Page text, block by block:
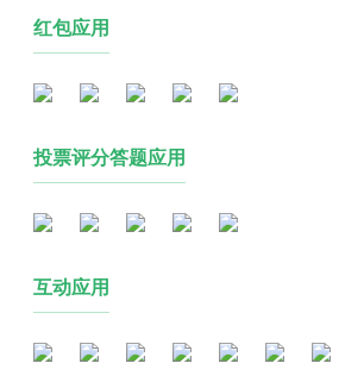
红包应用
投票评分答题应用
互动应用